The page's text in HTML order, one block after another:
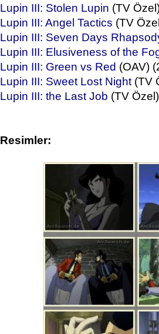
Lupin III: Stolen Lupin (TV
Lupin III: Angel Tactics (TV
Lupin III: Seven Days
Lupin III: Elusiveness of the
Lupin III: Green vs Red (OAV)
Lupin III: Sweet Lost Night(TV
Lupin III: the Last Job (TV
Resimler: